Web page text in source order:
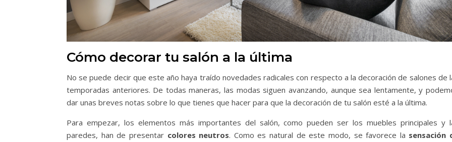
Cómo decorar tu salón a la última
No se puede decir que este año haya traído novedades radicales con respecto a la decoración de salones de
temporadas anteriores. De todas maneras, las modas siguen avanzando, aunque sea lentamente, y
dar unas breves notas sobre lo que tienes que hacer para que la decoración de tu salón esté a la última.
Para empezar, los elementos más importantes del salón, como pueden ser los muebles principales y
paredes, han de presentar colores neutros. Como es natural de este modo, se favorece la sensación